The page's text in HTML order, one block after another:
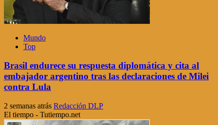
Mundo
Top
Brasil endurece su respuesta diplomática y cita al
embajador argentino tras las declaraciones de Milei
contra Lula
2 semanas atrás Redacción DLP
El tiempo - Tutiempo.net